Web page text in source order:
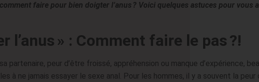
faire pour bien doigter l’anus ? Voici quelques astuces pour vous
l’anus » : Comment faire le pas ?!
partenaire, peur d’être froissé, appréhension ou manque d’expérience,
à ne jamais essayer le sexe anal. Pour les hommes, il y a souvent la peur